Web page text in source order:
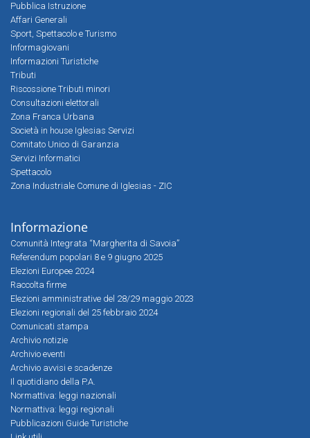
Pubblica Istruzione
Affari Generali
Sport, Spettacolo e Turismo
Informagiovani
Informazioni Turistiche
Tributi
Riscossione Tributi minori
Consultazioni elettorali
Zona Franca Urbana
Società in house Iglesias Servizi
Comitato Unico di Garanzia
Servizi Informatici
Spettacolo
Zona Industriale Comune di Iglesias - ZIC
Informazione
Comunità Integrata “Margherita di Savoia”
Referendum popolari 8 e 9 giugno 2025
Elezioni Europee 2024
Raccolta firme
Elezioni amministrative del 28/29 maggio 2023
Elezioni regionali del 25 febbraio 2024
Comunicati stampa
Archivio notizie
Archivio eventi
Archivio avvisi e scadenze
Il quotidiano della P.A.
Normattiva: leggi nazionali
Normattiva: leggi regionali
Pubblicazioni Guide Turistiche